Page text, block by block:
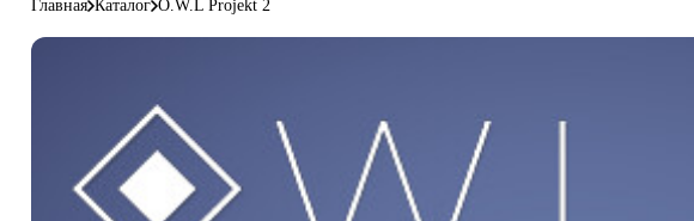
Главная Каталог O.W.L Projekt 2